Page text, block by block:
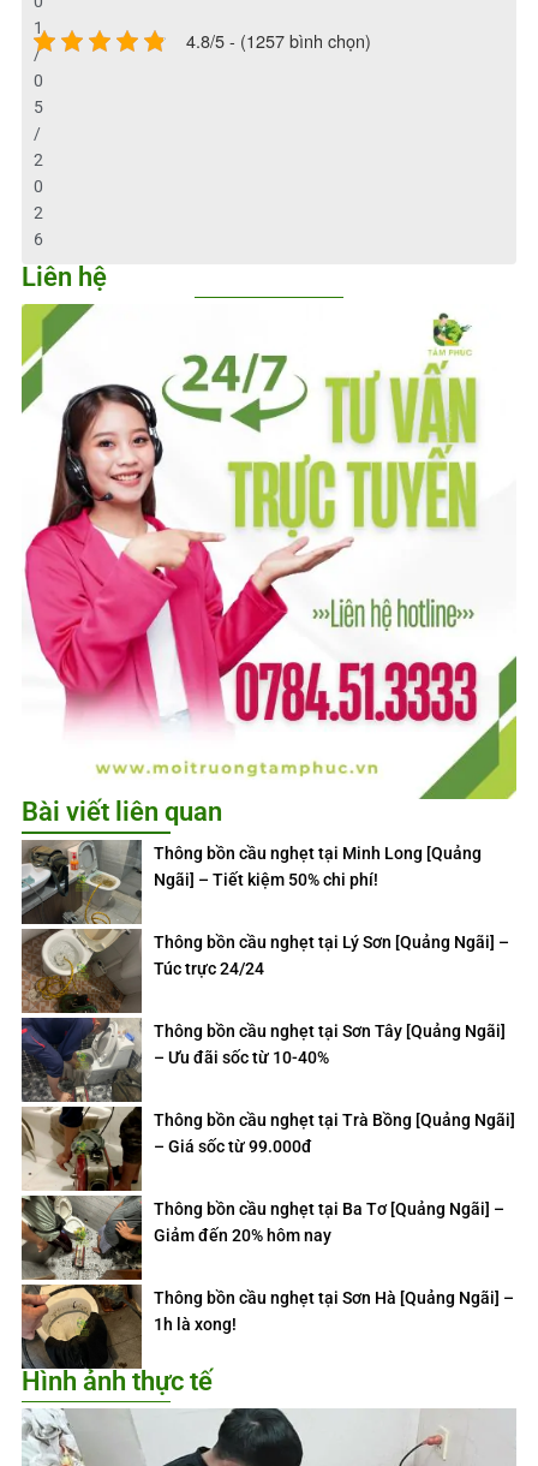
1
/
0
5
/
2
0
2
6
4.8/5 - (1257 bình chọn)
Liên hệ
Bài viết liên quan
Thông bồn cầu nghẹt tại Minh Long [Quảng
Ngãi] – Tiết kiệm 50% chi phí!
Thông bồn cầu nghẹt tại Lý Sơn [Quảng Ngãi] –
Túc trực 24/24
Thông bồn cầu nghẹt tại Sơn Tây [Quảng Ngãi]
– Ưu đãi sốc từ 10-40%
Thông bồn cầu nghẹt tại Trà Bồng [Quảng Ngãi]
– Giá sốc từ 99.000đ
Thông bồn cầu nghẹt tại Ba Tơ [Quảng Ngãi] –
Giảm đến 20% hôm nay
Thông bồn cầu nghẹt tại Sơn Hà [Quảng Ngãi] –
1h là xong!
Hình ảnh thực tế